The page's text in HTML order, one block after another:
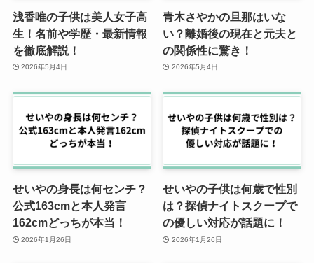
浅香唯の子供は美人女子高
生！名前や学歴・最新情報
を徹底解説！
2026年5月4日
青木さやかの旦那はいな
い？離婚後の現在と元夫と
の関係性に驚き！
2026年5月4日
せいやの身長は何センチ？
公式163cmと本人発言
162cmどっちが本当！
2026年1月26日
せいやの子供は何歳で性別
は？探偵ナイトスクープで
の優しい対応が話題に！
2026年1月26日